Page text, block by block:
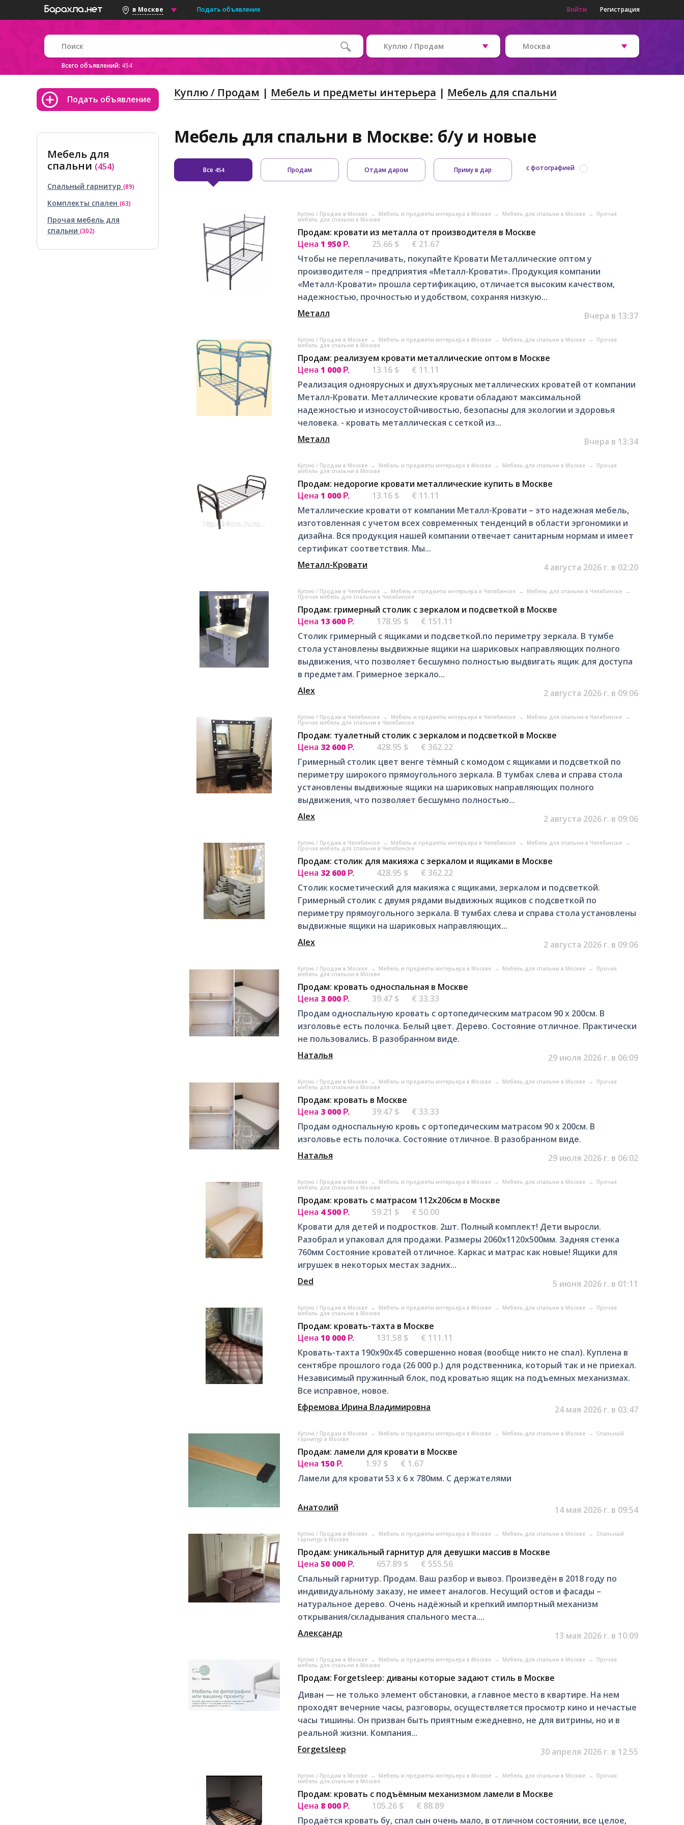
в Москве Подать объявление Войти Регистрация
Всего объявлений: 454
Куплю / Продам Москва
Подать объявление
Мебель для
спальни (454)
Спальный гарнитур (89)
Комплекты спален (63)
Прочая мебель для
спальни (302)
Куплю / Продам Мебель и предметы интерьера Мебель для спальни
Мебель для спальни в Москве: б/у и новые
Все 454 Продам Отдам даром Приму в дар с фотографией
Куплю / Продам в Москве → Мебель и предметы интерьера в Москве → Мебель для спальни в Москве → Прочая
мебель для спальни в Москве
Продам: кровати из металла от производителя в Москве
Цена 1 950 Р. 25.66 $
€ 21.67
Чтобы не переплачивать, покупайте Кровати Металлические оптом у
производителя – предприятия «Металл-Кровати». Продукция компании
«Металл-Кровати» прошла сертификацию, отличается высоким качеством,
надежностью, прочностью и удобством, сохраняя низкую...
Металл
Вчера в 13:37
Куплю / Продам в Москве → Мебель и предметы интерьера в Москве → Мебель для спальни в Москве → Прочая
мебель для спальни в Москве
Продам: реализуем кровати металлические оптом в Москве
Цена 1 000 Р. 13.16 $
€ 11.11
Реализация одноярусных и двухъярусных металлических кроватей от компании
Металл-Кровати. Металлические кровати обладают максимальной
надежностью и износоустойчивостью, безопасны для экологии и здоровья
человека. - кровать металлическая с сеткой из...
Металл
Вчера в 13:34
Куплю / Продам в Москве → Мебель и предметы интерьера в Москве → Мебель для спальни в Москве → Прочая
мебель для спальни в Москве
Продам: недорогие кровати металлические купить в Москве
Цена 1 000 Р. 13.16 $
€ 11.11
Металлические кровати от компании Металл-Кровати – это надежная мебель,
изготовленная с учетом всех современных тенденций в области эргономики и
дизайна. Вся продукция нашей компании отвечает санитарным нормам и имеет
сертификат соответствия. Мы...
Металл-Кровати
4 августа 2026 г. в 02:20
Куплю / Продам в Челябинске → Мебель и предметы интерьера в Челябинске → Мебель для спальни в Челябинске →
Прочая мебель для спальни в Челябинске
Продам: гримерный столик с зеркалом и подсветкой в Москве
Цена 13 600 Р. 178.95 $
€ 151.11
Столик гримерный с ящиками и подсветкой.по периметру зеркала. В тумбе
стола установлены выдвижные ящики на шариковых направляющих полного
выдвижения, что позволяет бесшумно полностью выдвигать ящик для доступа
в предметам. Гримерное зеркало...
Alex
2 августа 2026 г. в 09:06
Куплю / Продам в Челябинске → Мебель и предметы интерьера в Челябинске → Мебель для спальни в Челябинске →
Прочая мебель для спальни в Челябинске
Продам: туалетный столик с зеркалом и подсветкой в Москве
Цена 32 600 Р. 428.95 $
€ 362.22
Гримерный столик цвет венге тёмный с комодом с ящиками и подсветкой по
периметру широкого прямоугольного зеркала. В тумбах слева и справа стола
установлены выдвижные ящики на шариковых направляющих полного
выдвижения, что позволяет бесшумно полностью...
Alex
2 августа 2026 г. в 09:06
Куплю / Продам в Челябинске → Мебель и предметы интерьера в Челябинске → Мебель для спальни в Челябинске →
Прочая мебель для спальни в Челябинске
Продам: столик для макияжа с зеркалом и ящиками в Москве
Цена 32 600 Р. 428.95 $
€ 362.22
Столик косметический для макияжа с ящиками, зеркалом и подсветкой.
Гримерный столик с двумя рядами выдвижных ящиков с подсветкой по
периметру прямоугольного зеркала. В тумбах слева и справа стола установлены
выдвижные ящики на шариковых направляющих...
Alex
2 августа 2026 г. в 09:06
Куплю / Продам в Москве → Мебель и предметы интерьера в Москве → Мебель для спальни в Москве → Прочая
мебель для спальни в Москве
Продам: кровать односпальная в Москве
Цена 3 000 Р. 39.47 $
€ 33.33
Продам односпальную кровать с ортопедическим матрасом 90 х 200см. В
изголовье есть полочка. Белый цвет. Дерево. Состояние отличное. Практически
не пользовались. В разобранном виде.
Наталья
29 июля 2026 г. в 06:09
Куплю / Продам в Москве → Мебель и предметы интерьера в Москве → Мебель для спальни в Москве → Прочая
мебель для спальни в Москве
Продам: кровать в Москве
Цена 3 000 Р. 39.47 $
€ 33.33
Продам односпальную кровь с ортопедическим матрасом 90 х 200см. В
изголовье есть полочка. Состояние отличное. В разобранном виде.
Наталья
29 июля 2026 г. в 06:02
Куплю / Продам в Москве → Мебель и предметы интерьера в Москве → Мебель для спальни в Москве → Прочая
мебель для спальни в Москве
Продам: кровать с матрасом 112х206см в Москве
Цена 4 500 Р. 59.21 $
€ 50.00
Кровати для детей и подростков. 2шт. Полный комплект! Дети выросли.
Разобрал и упаковал для продажи. Размеры 2060х1120х500мм. Задняя стенка
760мм Состояние кроватей отличное. Каркас и матрас как новые! Ящики для
игрушек в некоторых местах задних...
Ded
5 июня 2026 г. в 01:11
Куплю / Продам в Москве → Мебель и предметы интерьера в Москве → Мебель для спальни в Москве → Прочая
мебель для спальни в Москве
Продам: кровать-тахта в Москве
Цена 10 000 Р. 131.58 $
€ 111.11
Кровать-тахта 190х90х45 совершенно новая (вообще никто не спал). Куплена в
сентябре прошлого года (26 000 р.) для родственника, который так и не приехал.
Независимый пружинный блок, под кроватью ящик на подъемных механизмах.
Все исправное, новое.
Ефремова Ирина Владимировна
24 мая 2026 г. в 03:47
Куплю / Продам в Москве → Мебель и предметы интерьера в Москве → Мебель для спальни в Москве → Спальный
гарнитур в Москве
Продам: ламели для кровати в Москве
Цена 150 Р. 1.97 $
€ 1.67
Ламели для кровати 53 х 6 х 780мм. С держателями
Анатолий 14 мая 2026 г. в 09:54
Куплю / Продам в Москве → Мебель и предметы интерьера в Москве → Мебель для спальни в Москве → Спальный
гарнитур в Москве
Продам: уникальный гарнитур для девушки массив в Москве
Цена 50 000 Р. 657.89 $
€ 555.56
Спальный гарнитур. Продам. Ваш разбор и вывоз. Произведён в 2018 году по
индивидуальному заказу, не имеет аналогов. Несущий остов и фасады –
натуральное дерево. Очень надёжный и крепкий импортный механизм
открывания/складывания спального места....
Александр
13 мая 2026 г. в 10:09
Куплю / Продам в Москве → Мебель и предметы интерьера в Москве → Мебель для спальни в Москве → Прочая
мебель для спальни в Москве
Продам: Forgetsleep: диваны которые задают стиль в Москве
Диван — не только элемент обстановки, а главное место в квартире. На нем
проходят вечерние часы, разговоры, осуществляется просмотр кино и нечастые
часы тишины. Он призван быть приятным ежедневно, не для витрины, но и в
реальной жизни. Компания...
Forgetsleep
30 апреля 2026 г. в 12:55
Куплю / Продам в Москве → Мебель и предметы интерьера в Москве → Мебель для спальни в Москве → Прочая
мебель для спальни в Москве
Продам: кровать с подъёмным механизмом ламели в Москве
Цена 8 000 Р. 105.26 $
€ 88.89
Продаётся кровать бу, спал сын очень мало, в отличном состоянии, все целое,